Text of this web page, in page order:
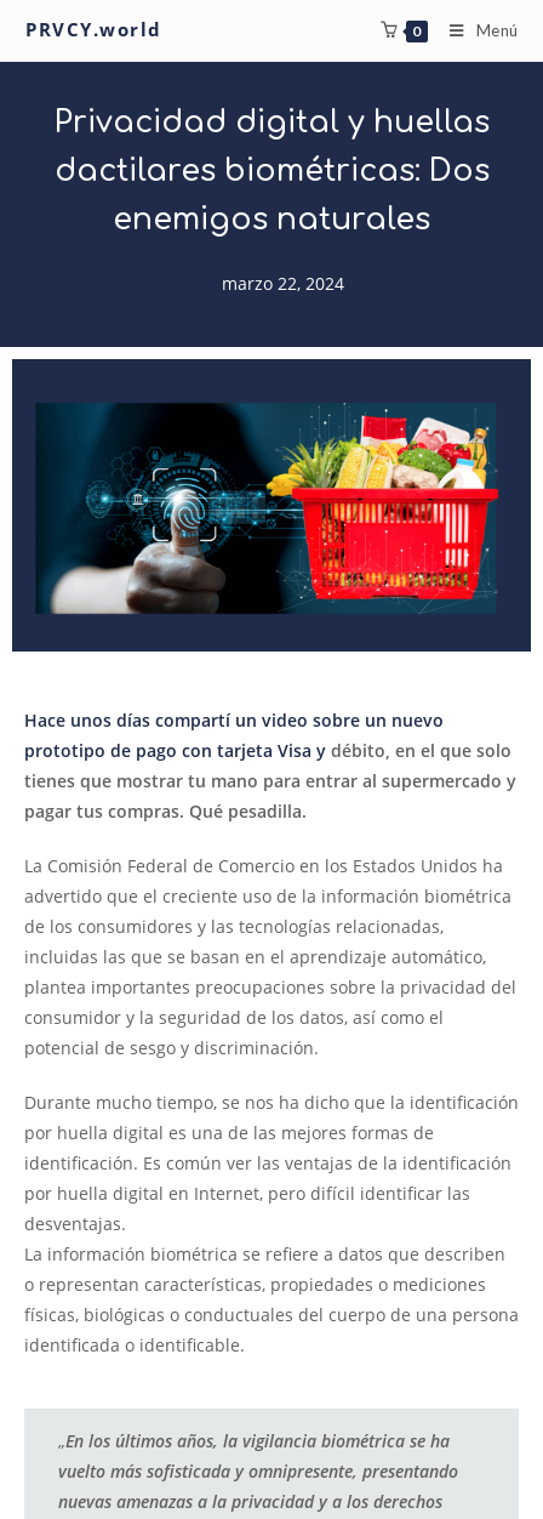
PRVCY.world 0 Menú
Privacidad digital y huellas
dactilares biométricas: Dos
enemigos naturales
marzo 22, 2024
Hace unos días compartí un video sobre un nuevo
prototipo de pago con tarjeta Visa y débito, en el que solo
tienes que mostrar tu mano para entrar al supermercado y
pagar tus compras. Qué pesadilla.
La Comisión Federal de Comercio en los Estados Unidos ha
advertido que el creciente uso de la información biométrica
de los consumidores y las tecnologías relacionadas,
incluidas las que se basan en el aprendizaje automático,
plantea importantes preocupaciones sobre la privacidad del
consumidor y la seguridad de los datos, así como el
potencial de sesgo y discriminación.
Durante mucho tiempo, se nos ha dicho que la identificación
por huella digital es una de las mejores formas de
identificación. Es común ver las ventajas de la identificación
por huella digital en Internet, pero difícil identificar las
desventajas.
La información biométrica se refiere a datos que describen
o representan características, propiedades o mediciones
físicas, biológicas o conductuales del cuerpo de una persona
identificada o identificable.
„En los últimos años, la vigilancia biométrica se ha
vuelto más sofisticada y omnipresente, presentando
nuevas amenazas a la privacidad y a los derechos